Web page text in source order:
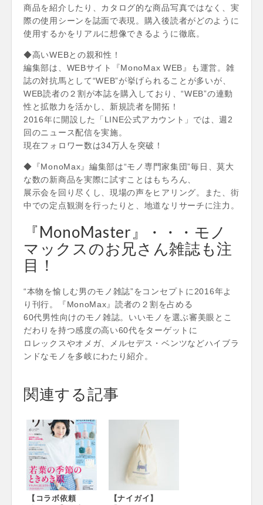
商品を紹介したり、カタログ的な商品写真ではなく、実
際の使用シーンを誌面で表現。購入後読者がどのように
使用するかをリアルに想像できるように徹底。
◆高いWEBとの親和性！
編集部は、WEBサイト『MonoMax WEB』も運営。雑
誌の対抗馬として“WEB”が挙げられることが多いが、
WEB読者の２割が本誌を購入しており、“WEB”の連動
性と拡散力を活かし、新規読者を開拓！
2016年に開設した「LINE公式アカウント」では、週2
回のニュース配信を実施。
現在フォロワー数は34万人を突破！
◆『MonoMax』編集部は“モノ専門家集団”毎日、莫大
な数の新商品を実際に試すことはもちろん、
展示会を回り尽くし、現場の声をヒアリング。また、街
中での定点観測を行ったりと、地道なリサーチに注力。
『MonoMaster』・・・モノ
マックスのお兄さん雑誌も注
目！
“本物を愉しむ男のモノ雑誌”をコンセプトに2016年よ
り刊行。『MonoMax』読者の２割を占める
60代男性向けのモノ雑誌。いいモノを選ぶ審美眼とこ
だわりを持つ感度の高い60代をターゲットに
ロレックスやオメガ、メルセデス・ベンツなどハイブラ
ンドなモノを多岐にわたり紹介。
関連する記事
【コラボ依頼
【ナイガイ】